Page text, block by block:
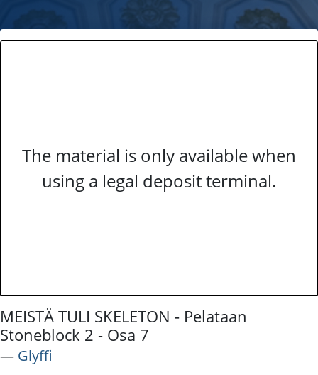
The material is only available when
using a legal deposit terminal.
MEISTÄ TULI SKELETON - Pelataan
Stoneblock 2 - Osa 7
― Glyffi